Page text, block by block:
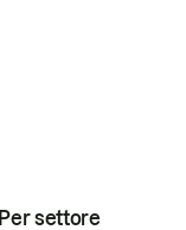
Per settore